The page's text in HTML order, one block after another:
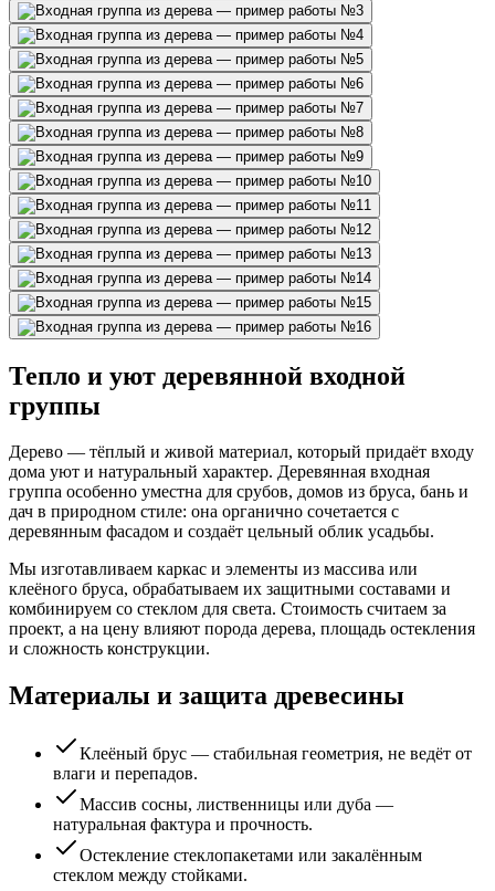
Тепло и уют деревянной входной
группы
Дерево — тёплый и живой материал, который придаёт входу
дома уют и натуральный характер. Деревянная входная
группа особенно уместна для срубов, домов из бруса, бань и
дач в природном стиле: она органично сочетается с
деревянным фасадом и создаёт цельный облик усадьбы.
Мы изготавливаем каркас и элементы из массива или
клеёного бруса, обрабатываем их защитными составами и
комбинируем со стеклом для света. Стоимость считаем за
проект, а на цену влияют порода дерева, площадь остекления
и сложность конструкции.
Материалы и защита древесины
Клеёный брус — стабильная геометрия, не ведёт от
влаги и перепадов.
Массив сосны, лиственницы или дуба —
натуральная фактура и прочность.
Остекление стеклопакетами или закалённым
стеклом между стойками.